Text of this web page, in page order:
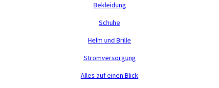
Bekleidung
Schuhe
Helm und Brille
Stromversorgung
Alles auf einen Blick